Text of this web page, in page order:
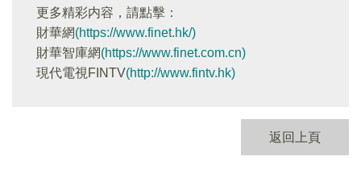
更多精彩内容，請點擊：
財華網(https://www.finet.hk/)
財華智庫網(https://www.finet.com.cn)
現代電視FINTV(http://www.fintv.hk)
返回上頁